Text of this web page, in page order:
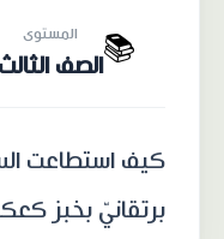
📚 المستوى
الصف الثالث
كيف استطاعت
برتقانيّ بخبز